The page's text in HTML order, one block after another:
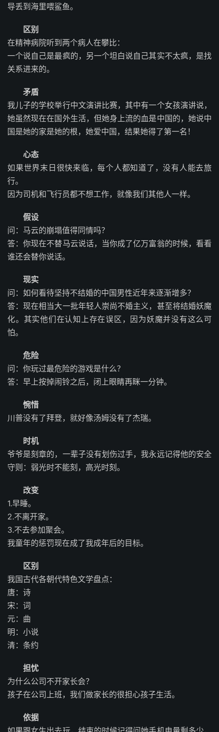
导丢到海里喂鲨鱼。
区别
在精神病院听到两个病人在攀比：
一个说自己是最疯的，另一个坦白说自己其实不太疯，是找
关系进来的。
矛盾
我儿子的学校举行中文演讲比赛，其中有一个女孩演讲说，
她虽然现在在国外生活，但她身上流的血是中国的，她说中
国是她的家是她的根，她爱中国，结果她得了第一名！
心态
如果世界末日很快来临，每个人都知道了，没有人能去旅
行。
因为司机和飞行员都不想工作，就像我们其他人一样。
假设
问：马云的崩塌值得同情吗？
答：你现在不替马云说话，当你成了亿万富翁的时候，看看
谁还会替你说话。
现实
问：如何看待坚持不结婚的中国男性近年来逐渐增多？
答：现在相当大一批年轻人崇尚不婚主义，甚至将结婚妖魔
化。其实他们在认知上存在误区，因为妖魔并没有这么可
怕。
危险
问：你玩过最危险的游戏是什么？
答：早上按掉闹铃之后，闭上眼睛再眯一分钟。
惋惜
川普没有了拜登，就好像汤姆没有了杰瑞。
时机
爷爷是刻章的，一辈子没有划伤过手，我永远记得他的安全
守则：弱光时不能刻，高光时刻。
改变
1.早睡。
2.不离开家。
3.不去参加聚会。
我童年的惩罚现在成了我成年后的目标。
区别
我国古代各朝代特色文学盘点：
唐：诗
宋：词
元：曲
明：小说
清：条约
担忧
为什么公司不开家长会？
孩子在公司上班，我们做家长的很担心孩子生活。
依据